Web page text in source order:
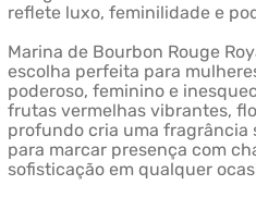
reflete luxo, feminilidade e
Marina de Bourbon Rouge
escolha perfeita para
poderoso, feminino e
frutas vermelhas vibrantes,
profundo cria uma fragrância
para marcar presença com
sofisticação em qualquer